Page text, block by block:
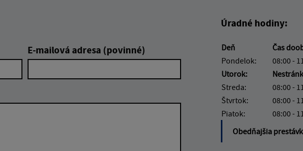
E-mailová adresa (povinné)
Úradné hodiny:
Deň Čas
Pondelok:
08:00 -
Utorok:
Streda:
08:00 -
Štvrtok:
08:00 -
Piatok:
08:00 -
Obedňajšia